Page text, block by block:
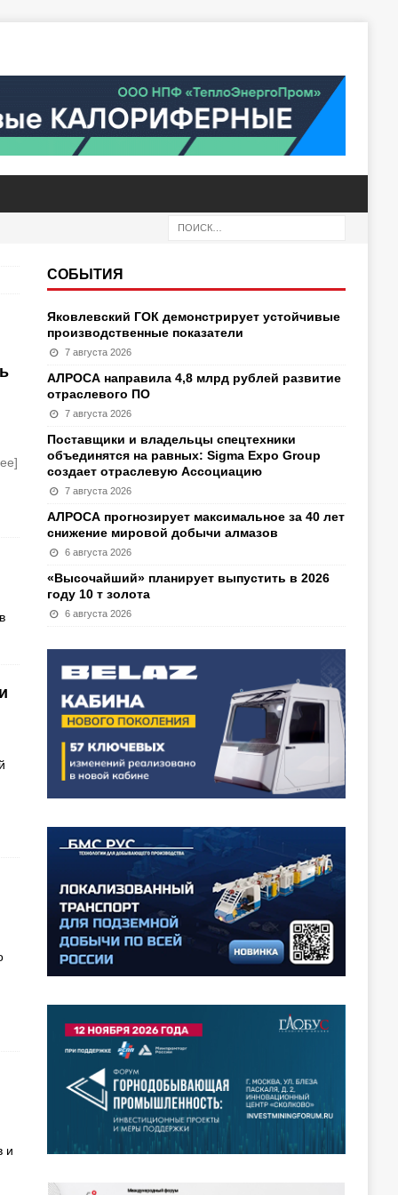
и
СОБЫТИЯ
Яковлевский ГОК демонстрирует устойчивые
производственные показатели
7 августа 2026
АЛРОСА направила 4,8 млрд рублей развитие
отраслевого ПО
7 августа 2026
Поставщики и владельцы спецтехники
объединятся на равных: Sigma Expo Group
создает отраслевую Ассоциацию
7 августа 2026
АЛРОСА прогнозирует максимальное за 40 лет
снижение мировой добычи алмазов
6 августа 2026
«Высочайший» планирует выпустить в 2026
году 10 т золота
6 августа 2026